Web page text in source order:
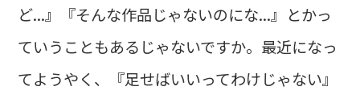
ど...』『そんな作品じゃないのにな...』とかっ
ていうこともあるじゃないですか。最近になっ
てようやく、『足せばいいってわけじゃない』